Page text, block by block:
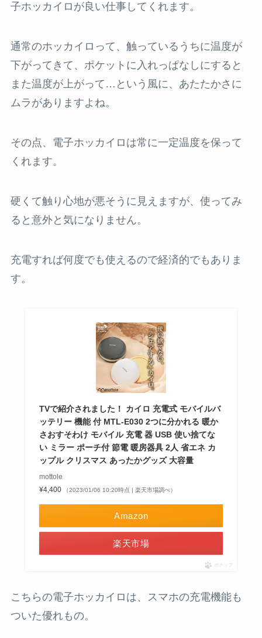
子ホッカイロが良い仕事してくれます。
通常のホッカイロって、触っているうちに温度が
下がってきて、ポケットに入れっぱなしにすると
また温度が上がって…という風に、あたたかさに
ムラがありますよね。
その点、電子ホッカイロは常に一定温度を保って
くれます。
硬くて触り心地が悪そうに見えますが、使ってみ
ると意外と気になりません。
充電すれば何度でも使えるので経済的でもありま
す。
TVで紹介されました！ カイロ 充電式 モバイルバ
ッテリー 機能 付 MTL-E030 2つに分かれる 暖か
さおすそわけ モバイル 充電 器 USB 使い捨てな
い ミラー ポーチ付 節電 暖房器具 2人 省エネ カ
ップル クリスマス あったかグッズ 大容量
mottole
¥4,400
（2023/01/06 10:20時点 | 楽天市場調べ）
Amazon
楽天市場
ポチップ
こちらの電子ホッカイロは、スマホの充電機能も
ついた優れもの。